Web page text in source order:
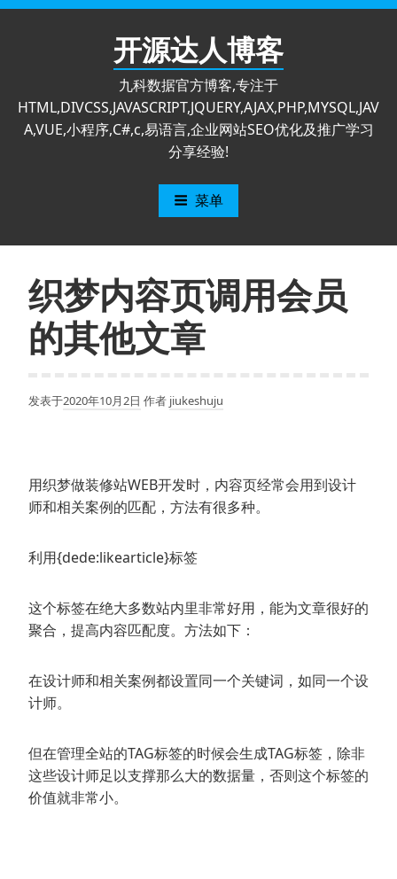
跳
开源达人博客
九科数据官方博客,专注于
HTML,DIVCSS,JAVASCRIPT,JQUERY,AJAX,PHP,MYSQL,JAV
A,VUE,小程序,C#,c,易语言,企业网站SEO优化及推广学习
分享经验!
菜单
织梦内容页调用会员
的其他文章
发表于2020年10月2日 作者 jiukeshuju
用织梦做装修站WEB开发时，内容页经常会用到设计
师和相关案例的匹配，方法有很多种。
利用{dede:likearticle}标签
这个标签在绝大多数站内里非常好用，能为文章很好的
聚合，提高内容匹配度。方法如下：
在设计师和相关案例都设置同一个关键词，如同一个设
计师。
但在管理全站的TAG标签的时候会生成TAG标签，除非
这些设计师足以支撑那么大的数据量，否则这个标签的
价值就非常小。